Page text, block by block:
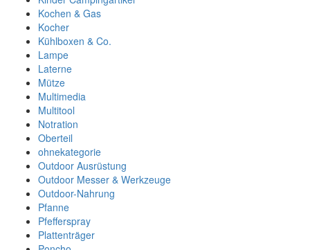
Kochen & Gas
Kocher
Kühlboxen & Co.
Lampe
Laterne
Mütze
Multimedia
Multitool
Notration
Oberteil
ohnekategorie
Outdoor Ausrüstung
Outdoor Messer & Werkzeuge
Outdoor-Nahrung
Pfanne
Pfefferspray
Plattenträger